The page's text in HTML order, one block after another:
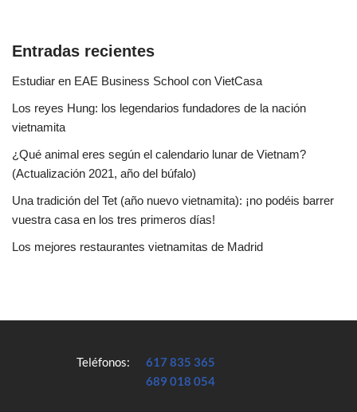
Entradas recientes
Estudiar en EAE Business School con VietCasa
Los reyes Hung: los legendarios fundadores de la nación
vietnamita
¿Qué animal eres según el calendario lunar de Vietnam?
(Actualización 2021, año del búfalo)
Una tradición del Tet (año nuevo vietnamita): ¡no podéis barrer
vuestra casa en los tres primeros días!
Los mejores restaurantes vietnamitas de Madrid
Teléfonos:
617 835 365
689 018 054